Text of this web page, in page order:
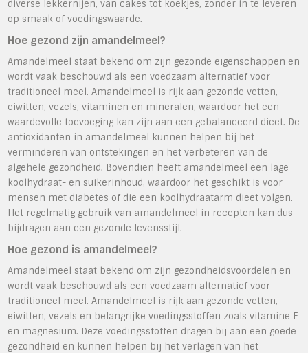
diverse lekkernijen, van cakes tot koekjes, zonder in te leveren
op smaak of voedingswaarde.
Hoe gezond zijn amandelmeel?
Amandelmeel staat bekend om zijn gezonde eigenschappen en
wordt vaak beschouwd als een voedzaam alternatief voor
traditioneel meel. Amandelmeel is rijk aan gezonde vetten,
eiwitten, vezels, vitaminen en mineralen, waardoor het een
waardevolle toevoeging kan zijn aan een gebalanceerd dieet. De
antioxidanten in amandelmeel kunnen helpen bij het
verminderen van ontstekingen en het verbeteren van de
algehele gezondheid. Bovendien heeft amandelmeel een lage
koolhydraat- en suikerinhoud, waardoor het geschikt is voor
mensen met diabetes of die een koolhydraatarm dieet volgen.
Het regelmatig gebruik van amandelmeel in recepten kan dus
bijdragen aan een gezonde levensstijl.
Hoe gezond is amandelmeel?
Amandelmeel staat bekend om zijn gezondheidsvoordelen en
wordt vaak beschouwd als een voedzaam alternatief voor
traditioneel meel. Amandelmeel is rijk aan gezonde vetten,
eiwitten, vezels en belangrijke voedingsstoffen zoals vitamine E
en magnesium. Deze voedingsstoffen dragen bij aan een goede
gezondheid en kunnen helpen bij het verlagen van het